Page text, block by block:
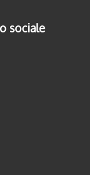
sociale